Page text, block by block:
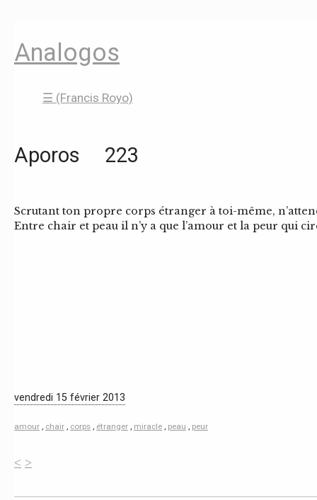
Analogos
☰ (Francis Royo)
Aporos 223
Scrutant ton propre corps étranger à toi-même,
Entre chair et peau il n’y a que l’amour et la peur qui
vendredi 15 février 2013
amour , chair , corps , étranger , miracle , peau , peur
< >